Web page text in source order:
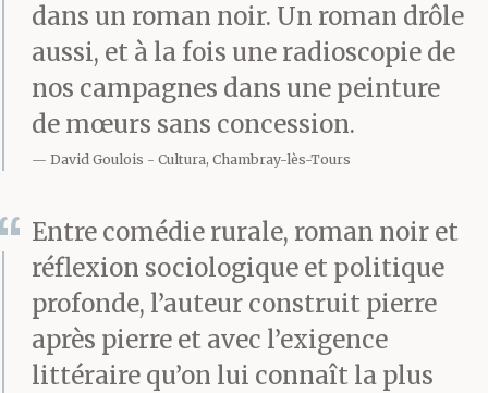
dans un roman noir. Un roman drôle
aussi, et à la fois une radioscopie de
nos campagnes dans une peinture
de mœurs sans concession.
David Goulois Cultura, Chambray-lès-Tours
Entre comédie rurale, roman noir et
réflexion sociologique et politique
profonde, l’auteur construit pierre
après pierre et avec l’exigence
littéraire qu’on lui connaît la plus